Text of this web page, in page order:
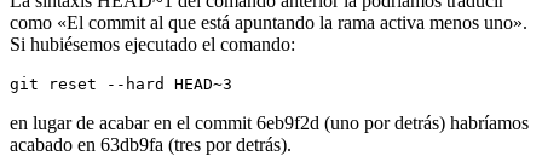
como «El commit al que está apuntando la rama activa menos uno».
Si hubiésemos ejecutado el comando:
git reset --hard HEAD~3
en lugar de acabar en el commit 6eb9f2d (uno por detrás) habríamos
acabado en 63db9fa (tres por detrás).